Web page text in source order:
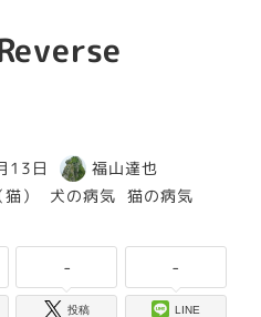
13日
著
者
福山達也
） カテゴリー
犬の病気 カテゴリー
猫の病気
-
投稿
-
LINE